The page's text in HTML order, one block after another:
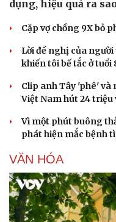
dụng, hiệu quả ra
Cặp vợ chồng 9X bỏ
Lời đề nghị của
khiến tôi bế tắc ở tuổi
Clip anh Tây 'phê' và
Việt Nam hút 24 triệu
Vì một phút buông
phát hiện mắc bệnh
VĂN HÓA